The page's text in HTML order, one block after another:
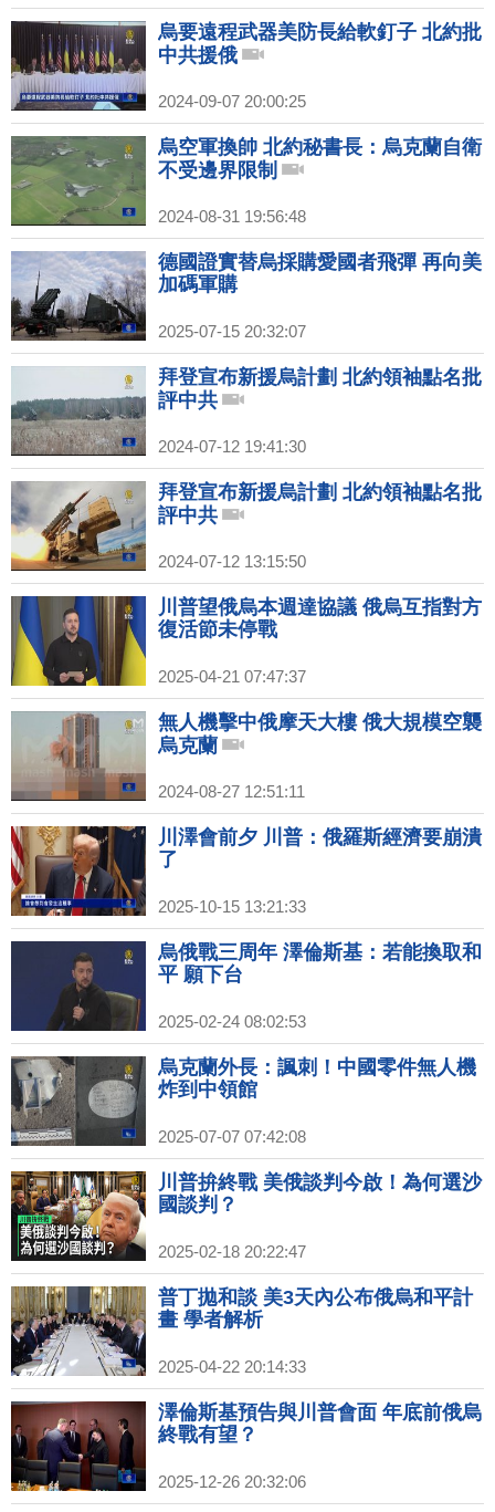
烏要遠程武器美防長給軟釘子 北約批
中共援俄
2024-09-07 20:00:25
烏空軍換帥 北約秘書長：烏克蘭自衛
不受邊界限制
2024-08-31 19:56:48
德國證實替烏採購愛國者飛彈 再向美
加碼軍購
2025-07-15 20:32:07
拜登宣布新援烏計劃 北約領袖點名批
評中共
2024-07-12 19:41:30
拜登宣布新援烏計劃 北約領袖點名批
評中共
2024-07-12 13:15:50
川普望俄烏本週達協議 俄烏互指對方
復活節未停戰
2025-04-21 07:47:37
無人機擊中俄摩天大樓 俄大規模空襲
烏克蘭
2024-08-27 12:51:11
川澤會前夕 川普：俄羅斯經濟要崩潰
了
2025-10-15 13:21:33
烏俄戰三周年 澤倫斯基：若能換取和
平 願下台
2025-02-24 08:02:53
烏克蘭外長：諷刺！中國零件無人機
炸到中領館
2025-07-07 07:42:08
川普拚終戰 美俄談判今啟！為何選沙
國談判？
2025-02-18 20:22:47
普丁拋和談 美3天內公布俄烏和平計
畫 學者解析
2025-04-22 20:14:33
澤倫斯基預告與川普會面 年底前俄烏
終戰有望？
2025-12-26 20:32:06